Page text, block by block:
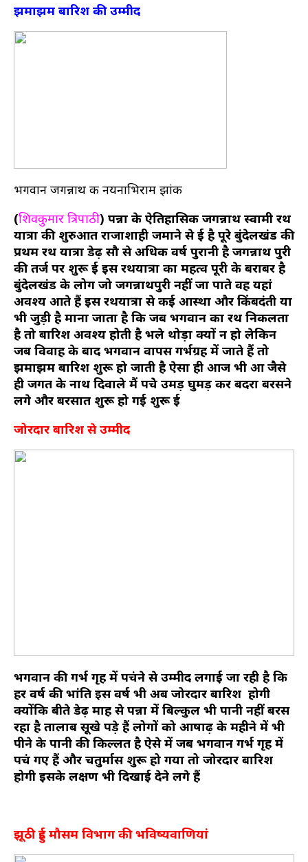
झमाझम बारिश की उम्मीद
भगवान जगन्नाथ की नयनाभिराम झांकी
(शिवकुमार त्रिपाठी) पन्ना के ऐतिहासिक जगन्नाथ स्वामी रथ
यात्रा की शुरुआत राजाशाही जमाने से हुई है पूरे बुंदेलखंड की
प्रथम रथ यात्रा डेढ़ सौ से अधिक वर्ष पुरानी है जगन्नाथ पुरी
की तर्ज पर शुरू हुई इस रथयात्रा का महत्व पूरी के बराबर है
बुंदेलखंड के लोग जो जगन्नाथपुरी नहीं जा पाते वह यहां
अवश्य आते हैं इस रथयात्रा से कई आस्था और किंबदंती या
भी जुड़ी है माना जाता है कि जब भगवान का रथ निकलता
है तो बारिश अवश्य होती है भले थोड़ा क्यों न हो लेकिन
जब विवाह के बाद भगवान वापस गर्भग्रह में जाते हैं तो
झमाझम बारिश शुरू हो जाती है ऐसा ही आज भी हुआ जैसे
ही जगत के नाथ दिवाले मैं पहुंचे उमड़ घुमड़ कर बदरा बरसने
लगे और बरसात शुरू हो गई शुरू हुई
जोरदार बारिश से उम्मीद
भगवान की गर्भ गृह में पहुंचने से उम्मीद लगाई जा रही है कि
हर वर्ष की भांति इस वर्ष भी अब जोरदार बारिश होगी
क्योंकि बीते डेढ़ माह से पन्ना में बिल्कुल भी पानी नहीं बरस
रहा है तालाब सूखे पड़े हैं लोगों को आषाढ़ के महीने में भी
पीने के पानी की किल्लत है ऐसे में जब भगवान गर्भ गृह में
पहुंच गए हैं और चतुर्मास शुरू हो गया तो जोरदार बारिश
होगी इसके लक्षण भी दिखाई देने लगे हैं
झूठी हुई मौसम विभाग की भविष्यवाणियां